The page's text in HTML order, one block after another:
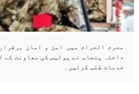
محرم الحرام میں امن و امان
داخلہ پنجاب نے پولیس کی معاونت کے
خدمات طلب کرلیں۔